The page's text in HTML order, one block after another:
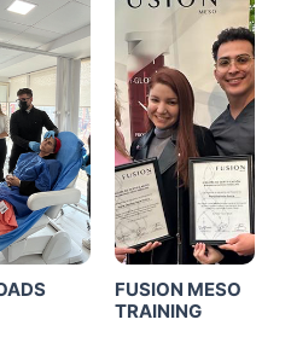
FUSION MESO
TRAINING